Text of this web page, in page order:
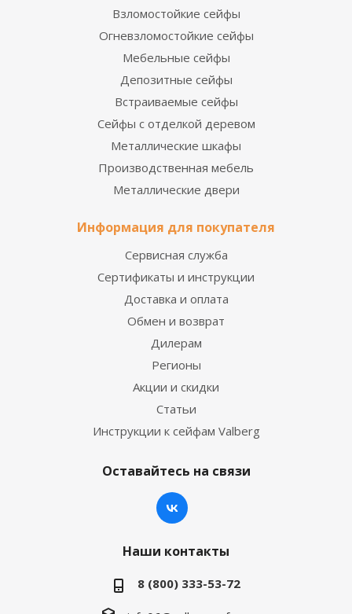
Взломостойкие сейфы
Огневзломостойкие сейфы
Мебельные сейфы
Депозитные сейфы
Встраиваемые сейфы
Сейфы с отделкой деревом
Металлические шкафы
Производственная мебель
Металлические двери
Информация для покупателя
Сервисная служба
Сертификаты и инструкции
Доставка и оплата
Обмен и возврат
Дилерам
Регионы
Акции и скидки
Статьи
Инструкции к сейфам Valberg
Оставайтесь на связи
Наши контакты
8 (800) 333-53-72